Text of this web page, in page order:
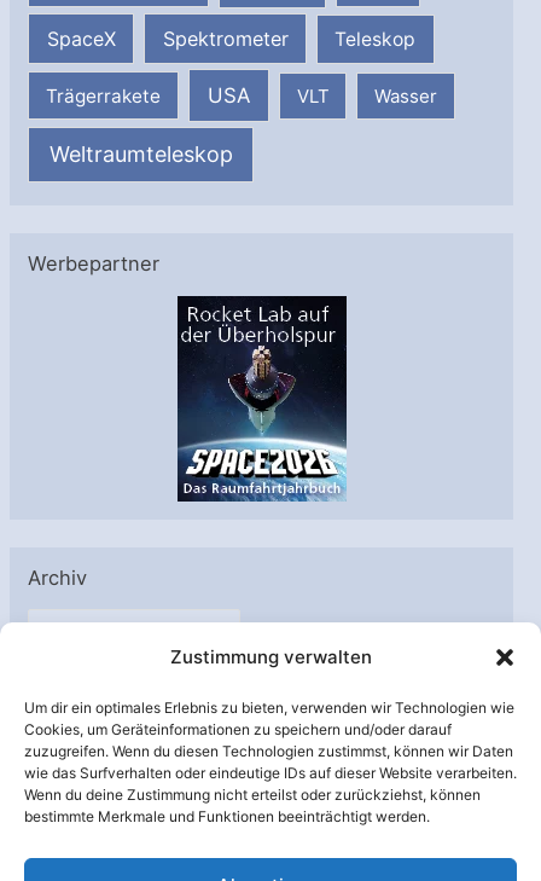
Zustimmung verwalten
Um dir ein optimales Erlebnis zu bieten, verwenden wir Technologien wie
Cookies, um Geräteinformationen zu speichern und/oder darauf
zuzugreifen. Wenn du diesen Technologien zustimmst, können wir Daten
wie das Surfverhalten oder eindeutige IDs auf dieser Website verarbeiten.
Wenn du deine Zustimmung nicht erteilst oder zurückziehst, können
bestimmte Merkmale und Funktionen beeinträchtigt werden.
SpaceX Spektrometer Teleskop
Trägerrakete USA VLT Wasser
Weltraumteleskop
Werbepartner
Archiv
A
h
i
v
Unterstützt von: